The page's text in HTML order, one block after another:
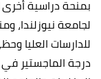
بمنحة دراسية
لجامعة نيوزلندا،
للدارسات العليا
درجة الماجستير